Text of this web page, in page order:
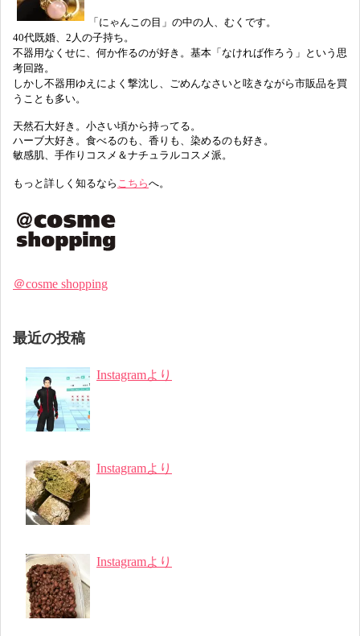
「にゃんこの目」の中の人、むくです。
40代既婚、2人の子持ち。
不器用なくせに、何か作るのが好き。基本「なければ作ろう」という思
考回路。
しかし不器用ゆえによく撃沈し、ごめんなさいと呟きながら市販品を買
うことも多い。
天然石大好き。小さい頃から持ってる。
ハーブ大好き。食べるのも、香りも、染めるのも好き。
敏感肌、手作りコスメ＆ナチュラルコスメ派。
もっと詳しく知るなら こちらへ。
＠cosme shopping
最近の投稿
Instagramより
Instagramより
Instagramより